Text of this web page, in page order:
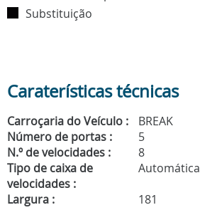
Substituição
Caraterísticas técnicas
Carroçaria do Veículo :
BREAK
Número de portas :
5
N.º de velocidades :
8
Tipo de caixa de
velocidades :
Automática
Largura :
181